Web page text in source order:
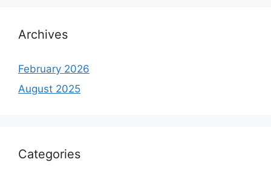
Archives
February 2026
August 2025
Categories